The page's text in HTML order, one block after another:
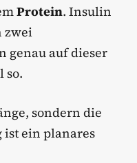
Protein. Insulin
zwei
genau auf dieser
so.
sondern die
ist ein planares